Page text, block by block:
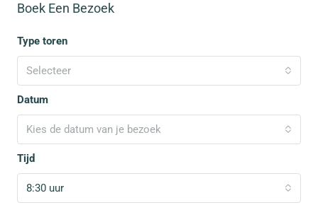
Boek Een Bezoek
Type toren
Selecteer
Datum
Kies de datum van je bezoek
Tijd
8:30 uur